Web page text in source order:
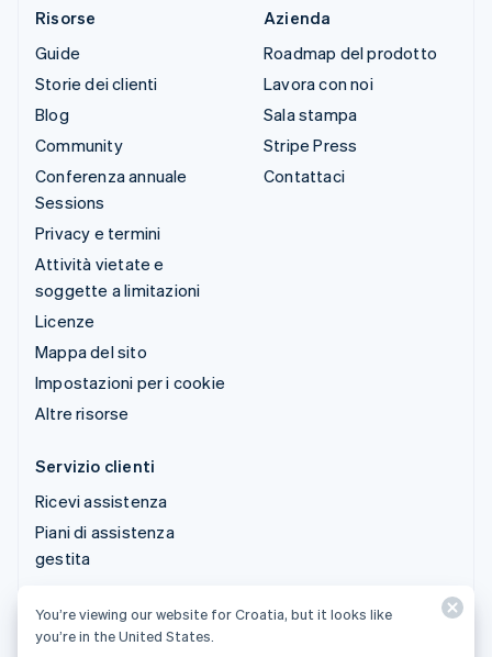
Risorse
Guide
Storie dei clienti
Blog
Community
Conferenza annuale
Sessions
Privacy e termini
Attività vietate e
soggette a limitazioni
Licenze
Mappa del sito
Impostazioni per i cookie
Altre risorse
Azienda
Roadmap del prodotto
Lavora con noi
Sala stampa
Stripe Press
Contattaci
Servizio clienti
Ricevi assistenza
Piani di assistenza
gestita
© 2026 Stripe, LLC
You’re viewing our website for Croatia, but it looks like
you’re in the United States.